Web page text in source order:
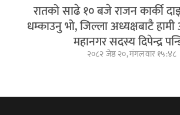
रातको साढे १० बजे राजन कार्की
धम्काउनु भो, जिल्ला अध्यक्षबाटै
महानगर सदस्य दिपेन्द्र
२०८२ जेष्ठ २०, मंगलवार १५:४८